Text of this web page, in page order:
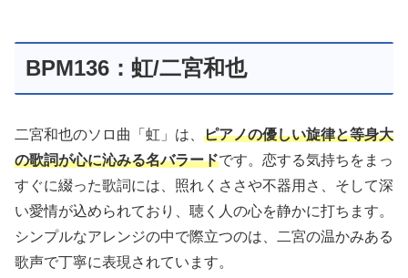
BPM136：虹/二宮和也
二宮和也のソロ曲「虹」は、 ピアノの優しい旋律と等身大
の歌詞が心に沁みる名バラードです。恋する気持ちをまっ
すぐに綴った歌詞には、照れくささや不器用さ、そして深
い愛情が込められており、聴く人の心を静かに打ちます。
シンプルなアレンジの中で際立つのは、二宮の温かみある
歌声で丁寧に表現されています。